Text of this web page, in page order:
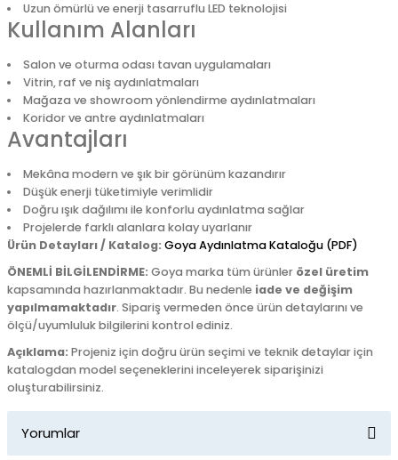
Uzun ömürlü ve enerji tasarruflu LED teknolojisi
Kullanım Alanları
Salon ve oturma odası tavan uygulamaları
Vitrin, raf ve niş aydınlatmaları
Mağaza ve showroom yönlendirme aydınlatmaları
Koridor ve antre aydınlatmaları
Avantajları
Mekâna modern ve şık bir görünüm kazandırır
Düşük enerji tüketimiyle verimlidir
Doğru ışık dağılımı ile konforlu aydınlatma sağlar
Projelerde farklı alanlara kolay uyarlanır
Ürün Detayları / Katalog: Goya Aydınlatma Kataloğu (PDF)
ÖNEMLİ BİLGİLENDİRME: Goya marka tüm ürünler özel üretim
kapsamında hazırlanmaktadır. Bu nedenle iade ve değişim
yapılmamaktadır. Sipariş vermeden önce ürün detaylarını ve
ölçü/uyumluluk bilgilerini kontrol ediniz.
Açıklama: Projeniz için doğru ürün seçimi ve teknik detaylar için
katalogdan model seçeneklerini inceleyerek siparişinizi
oluşturabilirsiniz.
Yorumlar